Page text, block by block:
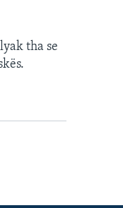
tha se